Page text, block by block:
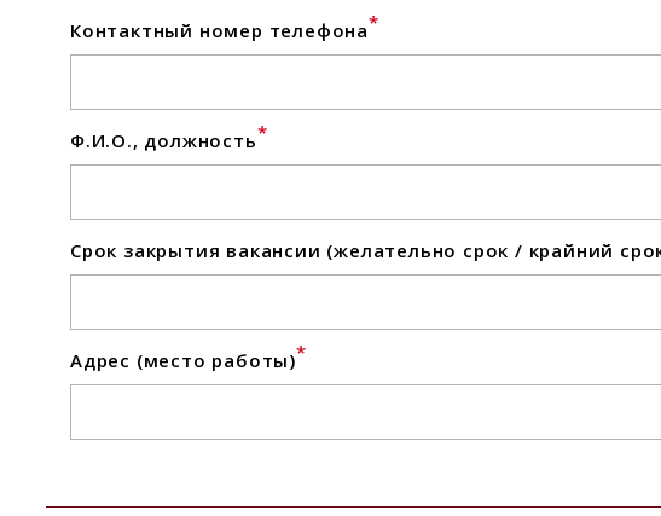
Контактный номер телефона*
Ф.И.О., должность*
Срок закрытия вакансии (желательно срок / крайний
Адрес (место работы)*